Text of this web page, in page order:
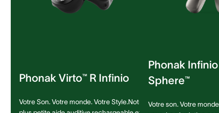
Phonak Virto™ R Infinio
Votre Son. Votre monde. Votre Style.Notre
Phonak Infinio
Sphere™
Votre son. Votre